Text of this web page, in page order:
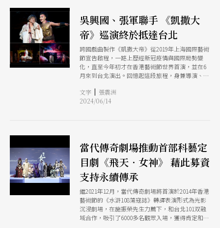
吳興國、張軍聯手 《凱撒大
帝》巡演終於抵達台北
跨國戲曲製作《凱撒大帝》從2019年上海國際藝術
節宣告啟程，一路上歷經新冠疫情與國際局勢變
化，直至今年初才在香港藝術節世界首演，並在6
月來到台北演出。回憶起這段旅程，身兼導演、共
在香港藝術節演出，但老天爺可能覺得還不夠好，
一直到今天，終於從香港、上海回到台北國家兩廳
文字 | 張震洲
2024/06/14
當代傳奇劇場推動首部科藝定
目劇《飛天．女神》 藉此募資
支持永續傳承
繼2021年12月，當代傳奇劇場將首演於2014年香港
藝術節的《水滸108蕩寇誌》轉譯表演形式為光影
沉浸劇場，在施振榮先生力薦下，和台北101双融
域合作，吸引了6000多名觀眾入場，獲得肯定和讚